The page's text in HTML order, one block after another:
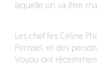
laquelle on va être
Les chef·fes Céline
Perissel, et des
Voyou ont